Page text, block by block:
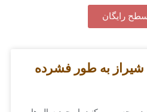
رایگان
شیراز به طور فشرده